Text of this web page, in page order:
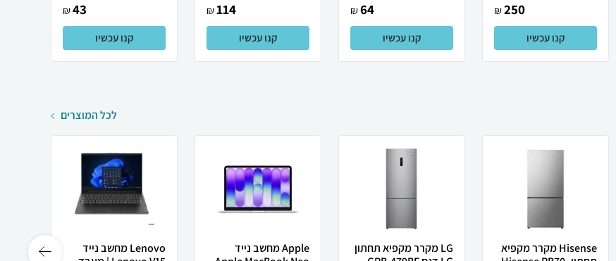
250
₪
קנו עכשיו
64
₪
קנו עכשיו
114
₪
קנו עכשיו
43
₪
קנו עכשיו
לכל המוצרים
Hisense מקרר ‏מקפיא
LG מקרר מקפיא תחתון
Apple מחשב נייד
Lenovo מחשב נייד